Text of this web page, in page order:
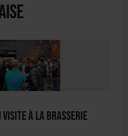
visite à la Brasserie